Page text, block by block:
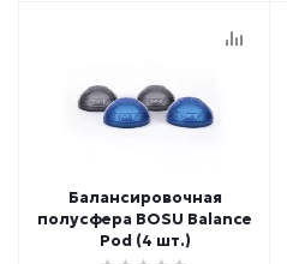
Балансировочная
полусфера BOSU Balance
Pod (4 шт.)